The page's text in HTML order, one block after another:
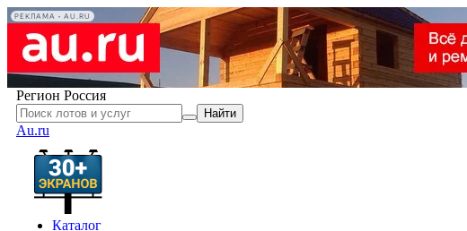
РЕКЛАМА • AU.RU
Регион Россия
Найти
Au.ru
Каталог